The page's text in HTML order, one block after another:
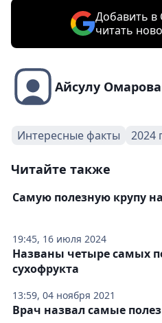
Добавить в
читать
Айсулу Омарова
Интересные факты 2024
Читайте также
19:45, 16 июля 2024
Самую полезную крупу
13:59, 04 ноября 2021
Названы четыре самых
сухофрукта
Врач назвал самые